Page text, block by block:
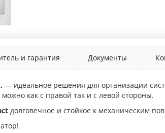
и гарантия Документы
— идеальное решения для организации
как с правой так и с левой стороны.
долговечное и стойкое к механическим